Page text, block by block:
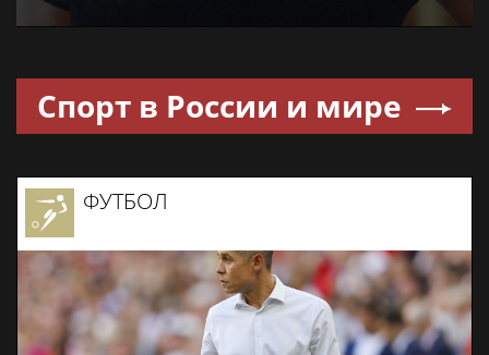
Спорт в России и мире
ФУТБОЛ